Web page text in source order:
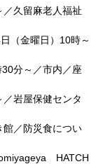
久留麻老人福祉
（金曜日）10時～
分～／市内／座
岩屋保健センタ
／防災食につい
HATCH